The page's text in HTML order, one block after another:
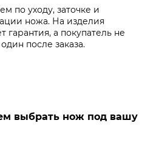
по уходу, заточке и
ножа. На изделия
гарантия, а покупатель не
после заказа.
выбрать нож под вашу